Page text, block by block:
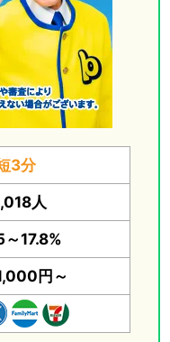
3分
人
17.8%
円～